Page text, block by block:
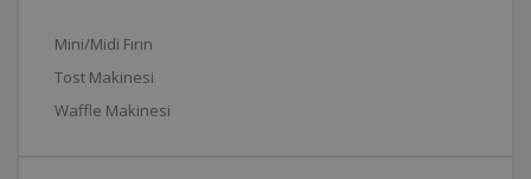
Mini/Midi Fırın
Tost Makinesi
Waffle Makinesi